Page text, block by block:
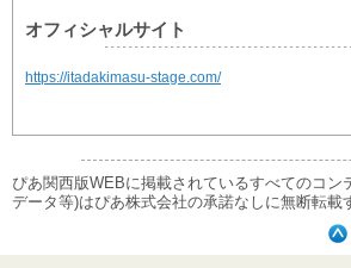
オフィシャルサイト
https://itadakimasu-stage.com/
ぴあ関西版WEBに掲載されているすべてのコン
データ等)はぴあ株式会社の承諾なしに無断転載